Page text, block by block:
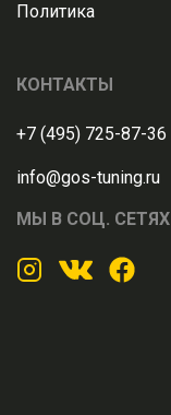
Политика
КОНТАКТЫ
+7 (495) 725-87-36
info@gos-tuning.ru
МЫ В СОЦ. СЕТЯХ